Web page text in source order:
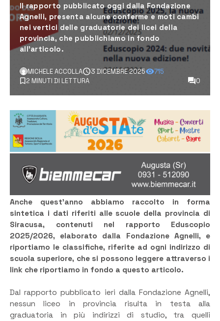
Il rapporto pubblicato oggi dalla Fondazione
Agnelli, presenta alcune conferme e moti cambi
nei vertici delle graduatorie dei licei della
provincia, che pubblichiamo in fondo
all’articolo.
MICHELE ACCOLLA 3 DICEMBRE 2025
715
2 MINUTI DI LETTURA
0
Anche quest’anno abbiamo raccolto in forma
sintetica i dati riferiti alle scuole della provincia di
Siracusa, contenuti nel rapporto Eduscopio
2025/2026, elaborato dalla Fondazione Agnelli, e
riportiamo le classifiche, riferite ad ogni indirizzo di
scuola superiore, che si possono leggere attraverso i
link che riportiamo in fondo a questo articolo.
Dal rapporto pubblicato ieri dalla Fondazione Agnelli,
nessun liceo in provincia risulta in testa alla
graduatoria in più indirizzi di studio, tra quelli